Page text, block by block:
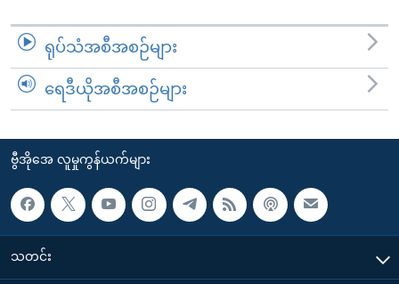
ရုပ်သံအစီအစဉ်များ
ရေဒီယိုအစီအစဉ်များ
ဗွီအိုအေ လူမှုကွန်ယက်များ
သတင်း